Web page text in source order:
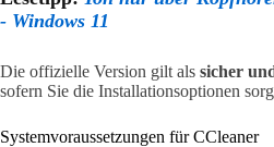
- Windows 11
Die offizielle Version gilt als sicher
sofern Sie die Installationsoptionen
Systemvoraussetzungen für CCleaner